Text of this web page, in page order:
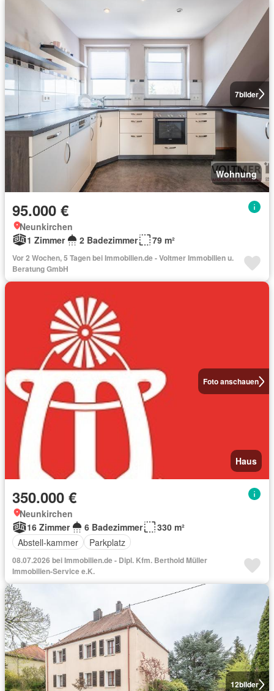
7bilder
Wohnung
95.000 €
Neunkirchen
1 Zimmer
2 Badezimmer 79 m²
Vor 2 Wochen, 5 Tagen bei Immobilien.de - Voltmer Immobilien u.
Beratung GmbH
Foto anschauen
Haus
350.000 €
Neunkirchen
16 Zimmer
6 Badezimmer
330 m²
Abstell-kammer
Parkplatz
08.07.2026 bei Immobilien.de - Dipl. Kfm. Berthold Müller
Immobilien-Service e.K.
12bilder